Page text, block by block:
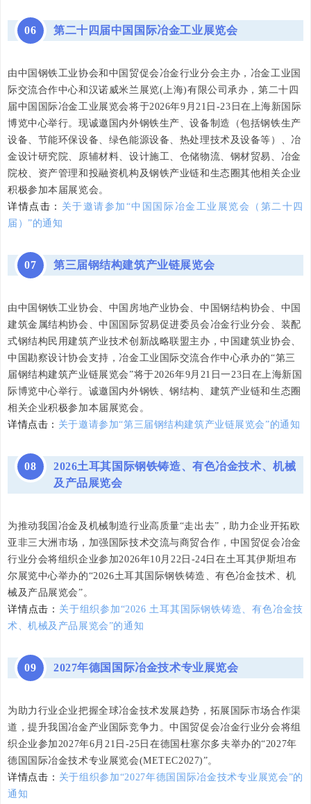
06 第二十四届中国国际冶金工业展览会
由中国钢铁工业协会和中国贸促会冶金行业分会主办，冶金工业国
际交流合作中心和汉诺威米兰展览(上海)有限公司承办，第二十四
届中国国际冶金工业展览会将于2026年9月21日-23日在上海新国际
博览中心举行。现诚邀国内外钢铁生产、设备制造（包括钢铁生产
设备、节能环保设备、绿色能源设备、热处理技术及设备等）、冶
金设计研究院、原辅材料、设计施工、仓储物流、钢材贸易、冶金
院校、资产管理和投融资机构及钢铁产业链和生态圈其他相关企业
积极参加本届展览会。
详情点击： 关于邀请参加“中国国际冶金工业展览会（第二十四
届）”的通知
07 第三届钢结构建筑产业链展览会
由中国钢铁工业协会、中国房地产业协会、中国钢结构协会、中国
建筑金属结构协会、中国国际贸易促进委员会冶金行业分会、装配
式钢结构民用建筑产业技术创新战略联盟主办，中国建筑业协会、
中国勘察设计协会支持，冶金工业国际交流合作中心承办的“第三
届钢结构建筑产业链展览会”将于2026年9月21日一23日在上海新国
际博览中心举行。诚邀国内外钢铁、钢结构、建筑产业链和生态圈
相关企业积极参加本届展览会。
详情点击： 关于邀请参加“第三届钢结构建筑产业链展览会”的通知
08
2026土耳其国际钢铁铸造、有色冶金技术、机械
及产品展览会
为推动我国冶金及机械制造行业高质量“走出去”，助力企业开拓欧
亚非三大洲市场，加强国际技术交流与商贸合作，中国贸促会冶金
行业分会将组织企业参加2026年10月22日-24日在土耳其伊斯坦布
尔展览中心举办的“2026土耳其国际钢铁铸造、有色冶金技术、机
械及产品展览会”。
详情点击： 关于组织参加“2026 土耳其国际钢铁铸造、有色冶金技
术、机械及产品展览会”的通知
09 2027年德国国际冶金技术专业展览会
为助力行业企业把握全球冶金技术发展趋势，拓展国际市场合作渠
道，提升我国冶金产业国际竞争力。中国贸促会冶金行业分会将组
织企业参加2027年6月21日-25日在德国杜塞尔多夫举办的“2027年
德国国际冶金技术专业展览会(METEC2027)”。
详情点击： 关于组织参加“2027年德国国际冶金技术专业展览会”的
通知